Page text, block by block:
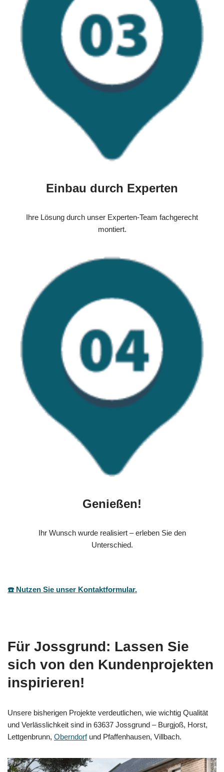
Einbau durch Experten
Ihre Lösung durch unser Experten-Team fachgerecht
montiert.
Genießen!
Ihr Wunsch wurde realisiert – erleben Sie den
Unterschied.
☎️ Nutzen Sie unser Kontaktformular.
Für Jossgrund: Lassen Sie
sich von den Kundenprojekten
inspirieren!
Unsere bisherigen Projekte verdeutlichen, wie wichtig Qualität
und Verlässlichkeit sind in 63637 Jossgrund – Burgjoß, Horst,
Lettgenbrunn, Oberndorfund Pfaffenhausen, Villbach.